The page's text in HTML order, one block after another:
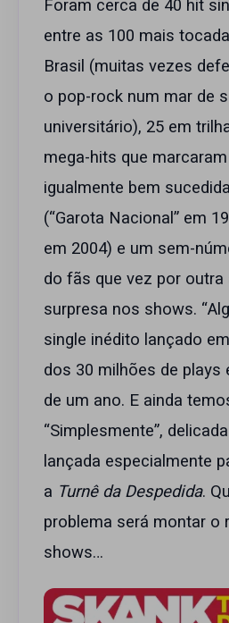
Foram cerca de 40 hit
entre as 100 mais
Brasil (muitas vezes
o pop-rock num mar de
universitário), 25 em
mega-hits que
igualmente bem
(“Garota Nacional” em
em 2004) e um sem-
do fãs que vez por outra
surpresa nos shows.
single inédito lançado
dos 30 milhões de plays
de um ano. E ainda
“Simplesmente”,
lançada especialmente
a Turnê da Despedida.
problema será montar o
shows…